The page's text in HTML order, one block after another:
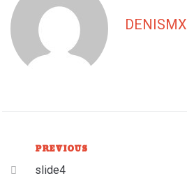
DENISMX
PREVIOUS
slide4